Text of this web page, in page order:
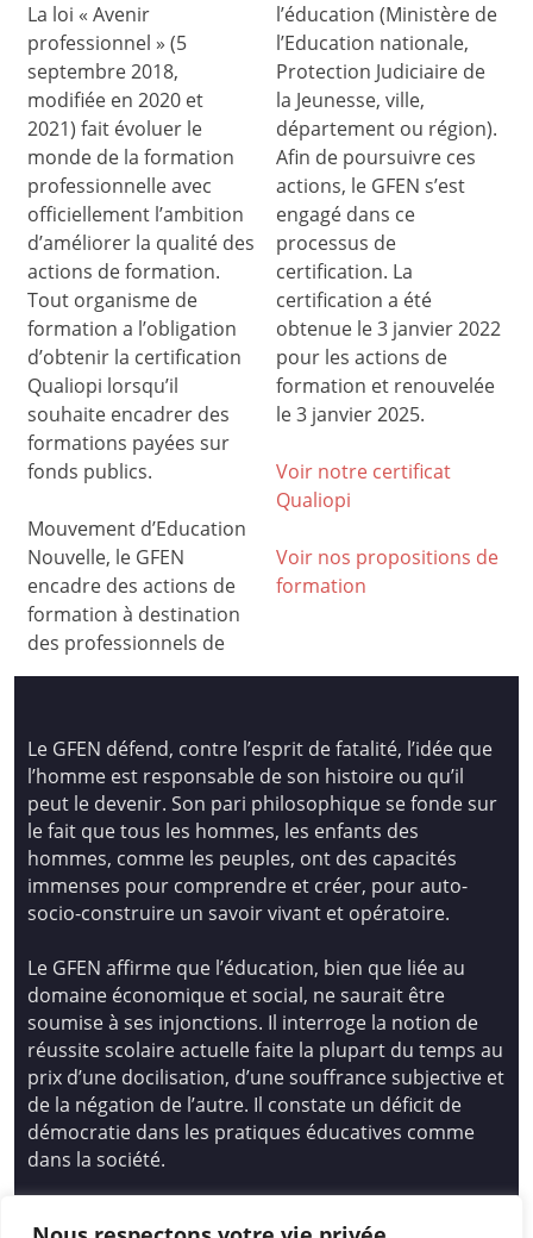
La loi « Avenir
professionnel » (5
septembre 2018,
modifiée en 2020 et
2021) fait évoluer le
monde de la formation
professionnelle avec
officiellement l’ambition
d’améliorer la qualité des
actions de formation.
Tout organisme de
formation a l’obligation
d’obtenir la certification
Qualiopi lorsqu’il
souhaite encadrer des
formations payées sur
fonds publics.
Mouvement d’Education
Nouvelle, le GFEN
encadre des actions de
formation à destination
des professionnels de
l’éducation (Ministère de
l’Education nationale,
Protection Judiciaire de
la Jeunesse, ville,
département ou région).
Afin de poursuivre ces
actions, le GFEN s’est
engagé dans ce
processus de
certification. La
certification a été
obtenue le 3 janvier 2022
pour les actions de
formation et renouvelée
le 3 janvier 2025.
Voir notre certificat
Qualiopi
Voir nos propositions de
formation
Le GFEN défend, contre l’esprit de fatalité, l’idée que
l’homme est responsable de son histoire ou qu’il
peut le devenir. Son pari philosophique se fonde sur
le fait que tous les hommes, les enfants des
hommes, comme les peuples, ont des capacités
immenses pour comprendre et créer, pour auto-
socio-construire un savoir vivant et opératoire.
Le GFEN affirme que l’éducation, bien que liée au
domaine économique et social, ne saurait être
soumise à ses injonctions. Il interroge la notion de
réussite scolaire actuelle faite la plupart du temps au
prix d’une docilisation, d’une souffrance subjective et
de la négation de l’autre. Il constate un déficit de
démocratie dans les pratiques éducatives comme
dans la société.